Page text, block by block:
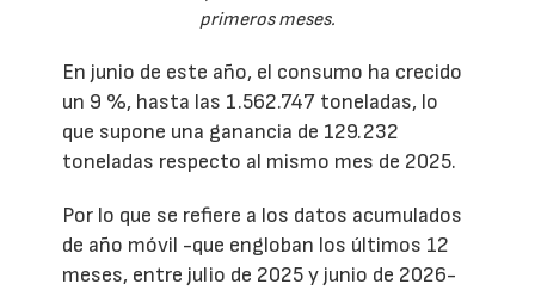
primeros meses.
En junio de este año, el consumo ha crecido
un 9 %, hasta las 1.562.747 toneladas, lo
que supone una ganancia de 129.232
toneladas respecto al mismo mes de 2025.
Por lo que se refiere a los datos acumulados
de año móvil -que engloban los últimos 12
meses, entre julio de 2025 y junio de 2026-